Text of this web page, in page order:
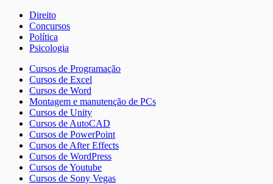
Direito
Concursos
Política
Psicologia
Cursos de Programação
Cursos de Excel
Cursos de Word
Montagem e manutenção de PCs
Cursos de Unity
Cursos de AutoCAD
Cursos de PowerPoint
Cursos de After Effects
Cursos de WordPress
Cursos de Youtube
Cursos de Sony Vegas